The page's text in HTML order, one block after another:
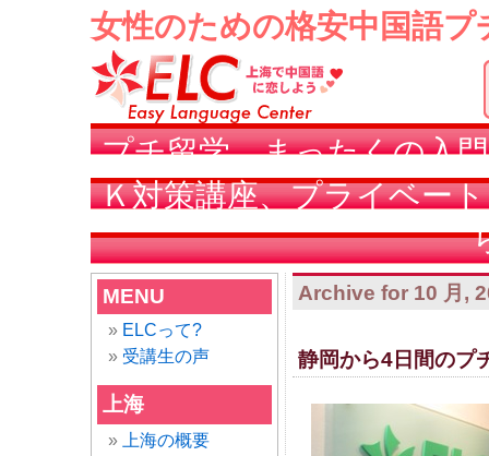
女性のための格安中国語
プチ留学、まったくの入
Ｋ対策講座、プライベー
MENU
ELCって?
受講生の声
上海
上海の概要
Archive for 10 月,
静岡から4日間のプ